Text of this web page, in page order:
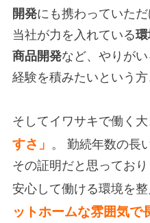
開発にも携わっていただ
当社が力を入れている
商品開発など、やりが
経験を積みたいという方
そしてイワサキで働く
すさ」 。 勤続年数の長
その証明だと思っており
安心して働ける環境を整
ットホームな雰囲気で